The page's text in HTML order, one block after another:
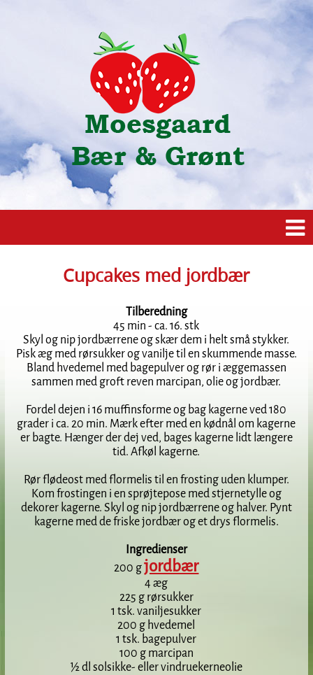
Cupcakes med jordbær
Tilberedning
45 min - ca. 16. stk
Skyl og nip jordbærrene og skær dem i helt små stykker.
Pisk æg med rørsukker og vanilje til en skummende masse.
Bland hvedemel med bagepulver og rør i æggemassen
sammen med groft reven marcipan, olie og jordbær.
Fordel dejen i 16 muffinsforme og bag kagerne ved 180
grader i ca. 20 min. Mærk efter med en kødnål om kagerne
er bagte. Hænger der dej ved, bages kagerne lidt længere
tid. Afkøl kagerne.
Rør flødeost med flormelis til en frosting uden klumper.
Kom frostingen i en sprøjtepose med stjernetylle og
dekorer kagerne. Skyl og nip jordbærrene og halver. Pynt
kagerne med de friske jordbær og et drys flormelis.
Ingredienser
200 gjordbær
4 æg
225 g rørsukker
1 tsk. vaniljesukker
200 g hvedemel
1 tsk. bagepulver
100 g marcipan
½ dl solsikke- eller vindruekerneolie